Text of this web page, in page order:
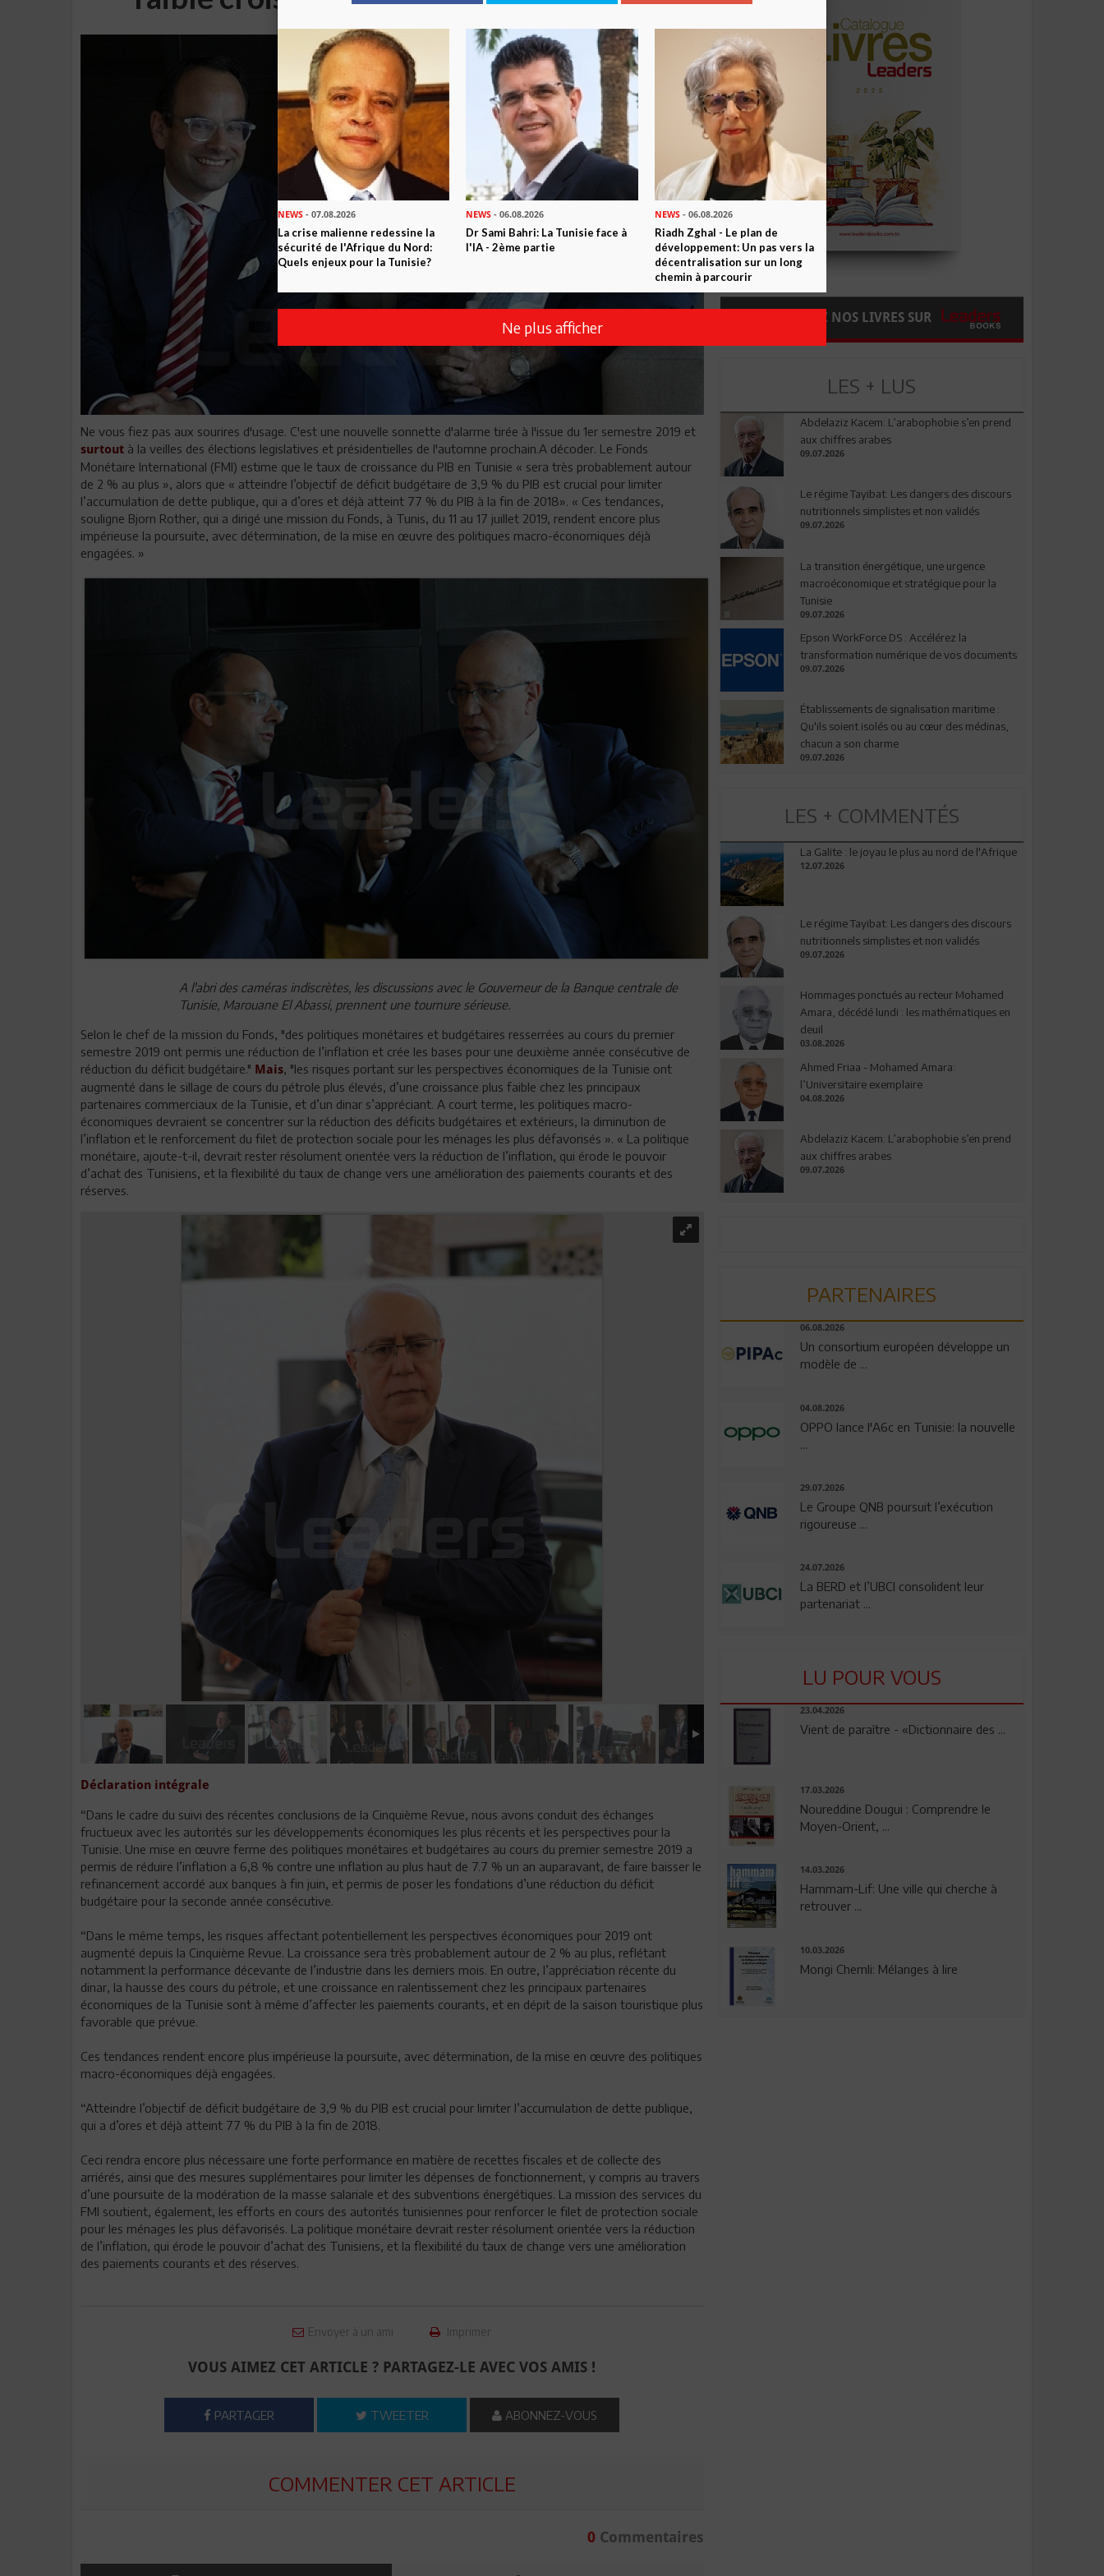
Ne vous fiez pas aux sourires d'usage. C'est une nouvelle sonnette d'alarme tirée à l'issue du 1er semestre 2019 et
surtout à la veilles des élections legislatives et présidentielles de l'automne prochain.A décoder. Le Fonds
Monétaire International (FMI) estime que le taux de croissance du PIB en Tunisie « sera très probablement autour
de 2 % au plus », alors que « atteindre l’objectif de déficit budgétaire de 3,9 % du PIB est crucial pour limiter
l’accumulation de dette publique, qui a d’ores et déjà atteint 77 % du PIB à la fin de 2018». « Ces tendances,
souligne Bjorn Rother, qui a dirigé une mission du Fonds, à Tunis, du 11 au 17 juillet 2019, rendent encore plus
impérieuse la poursuite, avec détermination, de la mise en œuvre des politiques macro-économiques déjà
engagées. »
A l'abri des caméras indiscrètes, les discussions avec le Gouverneur de la Banque centrale de
Tunisie, Marouane El Abassi, prennent une tournure sérieuse.
Selon le chef de la mission du Fonds, "des politiques monétaires et budgétaires resserrées au cours du premier
semestre 2019 ont permis une réduction de l’inflation et crée les bases pour une deuxième année consécutive de
réduction du déficit budgétaire." Mais , "les risques portant sur les perspectives économiques de la Tunisie ont
augmenté dans le sillage de cours du pétrole plus élevés, d’une croissance plus faible chez les principaux
partenaires commerciaux de la Tunisie, et d’un dinar s’appréciant. A court terme, les politiques macro-
économiques devraient se concentrer sur la réduction des déficits budgétaires et extérieurs, la diminution de
l’inflation et le renforcement du filet de protection sociale pour les ménages les plus défavorisés ». « La politique
monétaire, ajoute-t-il, devrait rester résolument orientée vers la réduction de l’inflation, qui érode le pouvoir
d’achat des Tunisiens, et la flexibilité du taux de change vers une amélioration des paiements courants et des
réserves.
Déclaration intégrale
“Dans le cadre du suivi des récentes conclusions de la Cinquième Revue, nous avons conduit des échanges
fructueux avec les autorités sur les développements économiques les plus récents et les perspectives pour la
Tunisie. Une mise en œuvre ferme des politiques monétaires et budgétaires au cours du premier semestre 2019 a
permis de réduire l’inflation a 6,8 % contre une inflation au plus haut de 7.7 % un an auparavant, de faire baisser le
refinancement accordé aux banques à fin juin, et permis de poser les fondations d’une réduction du déficit
budgétaire pour la seconde année consécutive.
“Dans le même temps, les risques affectant potentiellement les perspectives économiques pour 2019 ont
augmenté depuis la Cinquième Revue. La croissance sera très probablement autour de 2 % au plus, reflétant
notamment la performance décevante de l’industrie dans les derniers mois. En outre, l’appréciation récente du
dinar, la hausse des cours du pétrole, et une croissance en ralentissement chez les principaux partenaires
économiques de la Tunisie sont à même d’affecter les paiements courants, et en dépit de la saison touristique plus
favorable que prévue.
Ces tendances rendent encore plus impérieuse la poursuite, avec détermination, de la mise en œuvre des politiques
macro-économiques déjà engagées.
“Atteindre l’objectif de déficit budgétaire de 3,9 % du PIB est crucial pour limiter l’accumulation de dette publique,
qui a d’ores et déjà atteint 77 % du PIB à la fin de 2018.
Ceci rendra encore plus nécessaire une forte performance en matière de recettes fiscales et de collecte des
arriérés, ainsi que des mesures supplémentaires pour limiter les dépenses de fonctionnement, y compris au travers
d’une poursuite de la modération de la masse salariale et des subventions énergétiques. La mission des services du
FMI soutient, également, les efforts en cours des autorités tunisiennes pour renforcer le filet de protection sociale
pour les ménages les plus défavorisés. La politique monétaire devrait rester résolument orientée vers la réduction
de l’inflation, qui érode le pouvoir d’achat des Tunisiens, et la flexibilité du taux de change vers une amélioration
des paiements courants et des réserves.
Envoyer à un ami Imprimer
VOUS AIMEZ CET ARTICLE ? PARTAGEZ-LE AVEC VOS AMIS !
PARTAGER TWEETER ABONNEZ-VOUS
COMMENTER CET ARTICLE
0Commentaires
COMMANDEZ NOS LIVRES SUR
LES + LUS
Abdelaziz Kacem: L’arabophobie s’en prend
aux chiffres arabes
09.07.2026
Le régime Tayibat: Les dangers des discours
nutritionnels simplistes et non validés
09.07.2026
La transition énergétique, une urgence
macroéconomique et stratégique pour la
Tunisie
09.07.2026
Epson WorkForce DS : Accélérez la
transformation numérique de vos documents
09.07.2026
Établissements de signalisation maritime :
Qu'ils soient isolés ou au cœur des médinas,
chacun a son charme
09.07.2026
LES + COMMENTÉS
La Galite : le joyau le plus au nord de l'Afrique
12.07.2026
Le régime Tayibat: Les dangers des discours
nutritionnels simplistes et non validés
09.07.2026
Hommages ponctués au recteur Mohamed
Amara, décédé lundi : les mathématiques en
deuil
03.08.2026
Ahmed Friaa - Mohamed Amara:
l’Universitaire exemplaire
04.08.2026
Abdelaziz Kacem: L’arabophobie s’en prend
aux chiffres arabes
09.07.2026
PARTENAIRES
06.08.2026
Un consortium européen développe un
modèle de ...
04.08.2026
OPPO lance l'A6c en Tunisie: la nouvelle
...
29.07.2026
Le Groupe QNB poursuit l’exécution
rigoureuse ...
24.07.2026
La BERD et l’UBCI consolident leur
partenariat ...
LU POUR VOUS
23.04.2026
Vient de paraître - «Dictionnaire des ...
17.03.2026
Noureddine Dougui : Comprendre le
Moyen-Orient, ...
14.03.2026
Hammam-Lif: Une ville qui cherche à
retrouver ...
10.03.2026
Mongi Chemli: Mélanges à lire
NEWS - 07.08.2026
La crise malienne redessine la
sécurité de l'Afrique du Nord:
Quels enjeux pour la Tunisie?
NEWS - 06.08.2026
Dr Sami Bahri: La Tunisie face à
l'IA - 2ème partie
NEWS- 06.08.2026
Riadh Zghal - Le plan de
développement: Un pas vers la
décentralisation sur un long
chemin à parcourir
Ne plus afficher